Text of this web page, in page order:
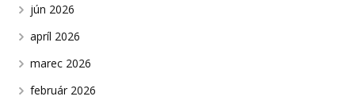
jún 2026
apríl 2026
marec 2026
február 2026